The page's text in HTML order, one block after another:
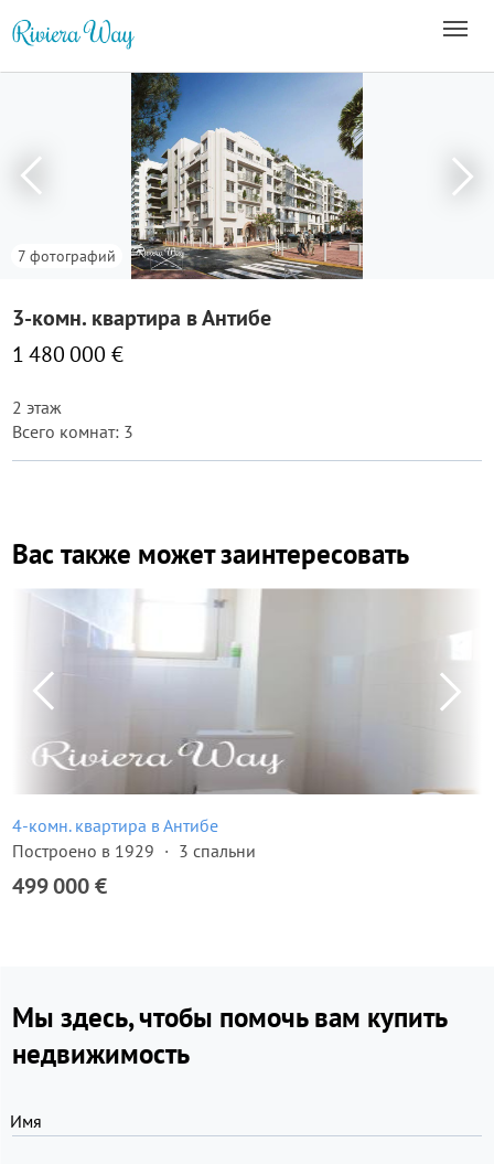
7 фотографий
3-комн. квартира в Антибе
1 480 000 €
2 этаж
Всего комнат: 3
Вас также может заинтересовать
4-комн. квартира в Антибе
Построено в 1929
3 спальни
499 000 €
Мы здесь, чтобы помочь вам купить
недвижимость
Имя